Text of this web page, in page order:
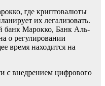
где криптовалюты
их легализовать.
банк Марокко, Банк Аль-
о регулировании
время находится на
с внедрением цифрового